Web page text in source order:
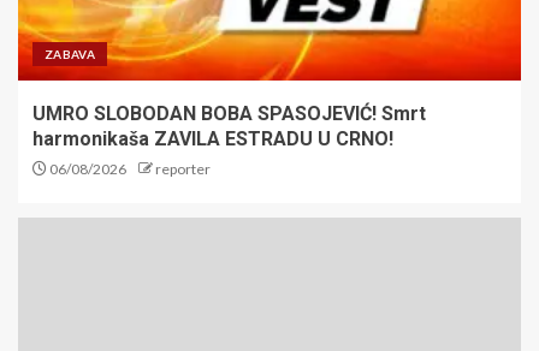
ZABAVA
UMRO SLOBODAN BOBA SPASOJEVIĆ! Smrt
harmonikaša ZAVILA ESTRADU U CRNO!
06/08/2026 reporter